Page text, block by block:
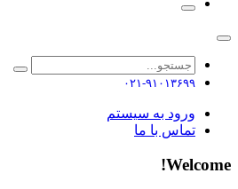
۰۲۱-۹۱۰۱۳۶۹۹
ورود به سیستم
تماس با ما
Welcome!